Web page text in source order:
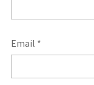
Email *